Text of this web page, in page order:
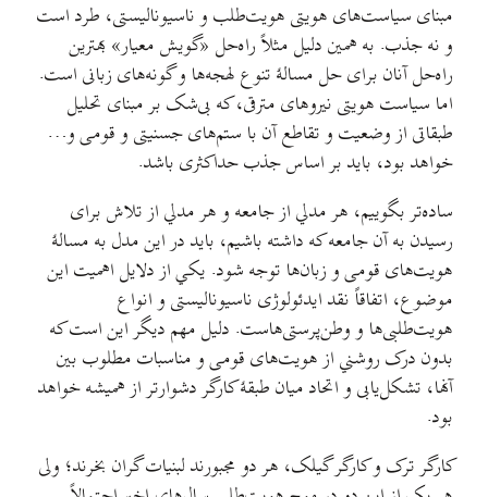
مبنای سیاست‌های هویتی هویت‌طلب و ناسیونالیستی، طرد است
و نه جذب. به همین دلیل مثلاً راه‌حل «گویش معیار» بهترین
راه‌حل آنان برای حل مسالهٔ تنوع لهجه‌ها و گونه‌های زبانی است.
اما سیاست هویتی نیروهای مترقی، که بی‌شک بر مبنای تحلیل
طبقاتی از وضعیت و تقاطع آن با ستم‌های جسنیتی و قومی و…
خواهد بود، باید بر اساس جذب حداکثری باشد.
ساده‌تر بگوییم، هر مدلي از جامعه و هر مدلي از تلاش برای
رسیدن به آن جامعه که داشته باشیم، باید در این مدل به مسالهٔ
هویت‌های قومی و زبان‌ها توجه شود. یکي از دلایل اهمیت این
موضوع، اتفاقاً نقد ایدئولوژی ناسیونالیستی و انواع
هویت‌طلبی‌ها و وطن‌پرستی‌هاست. دلیل مهم دیگر این است که
بدون درک روشني از هویت‌های قومی و مناسبات مطلوب بین
آنها، تشکل‌یابی و اتحاد میان طبقهٔ کارگر دشوارتر از همیشه خواهد
بود.
کارگر ترک و کارگر گیلک، هر دو مجبورند لبنیات گران بخرند؛ ولی